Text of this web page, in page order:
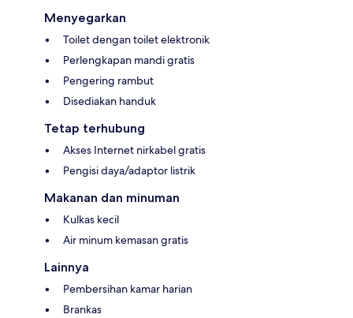
Menyegarkan
Toilet dengan toilet elektronik
Perlengkapan mandi gratis
Pengering rambut
Disediakan handuk
Tetap terhubung
Akses Internet nirkabel gratis
Pengisi daya/adaptor listrik
Makanan dan minuman
Kulkas kecil
Air minum kemasan gratis
Lainnya
Pembersihan kamar harian
Brankas